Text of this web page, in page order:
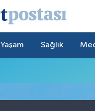
Yaşam Sağlık